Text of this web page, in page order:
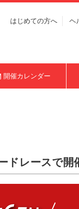
はじめての方へ ヘ
開催カレンダー
ドレースで開